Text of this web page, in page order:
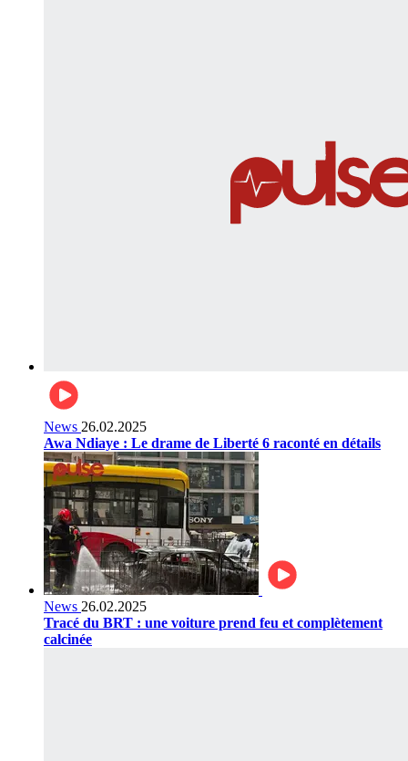
News 26.02.2025
Awa Ndiaye : Le drame de Liberté 6 raconté en détails
News 26.02.2025
Tracé du BRT : une voiture prend feu et complètement
calcinée